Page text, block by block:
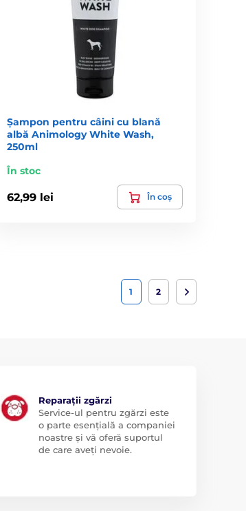
Șampon pentru câini cu blană
albă Animology White Wash,
250ml
În stoc
62,99 lei În coș
1 2
Reparații zgărzi
Service-ul pentru zgărzi este
o parte esențială a companiei
noastre și vă oferă suportul
de care aveți nevoie.